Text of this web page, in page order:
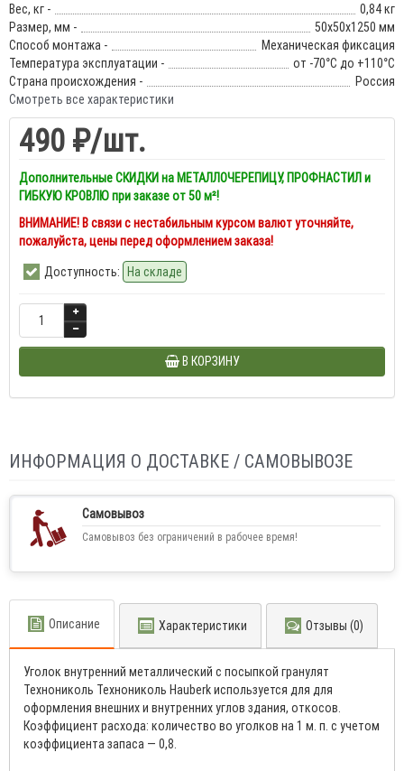
Вес, кг -
0,84 кг
Размер, мм -
50х50х1250 мм
Способ монтажа -
Механическая фиксация
Температура эксплуатации -
от -70°С до +110°С
Страна происхождения -
Россия
Смотреть все характеристики
490 ₽/шт.
Дополнительные СКИДКИ на МЕТАЛЛОЧЕРЕПИЦУ, ПРОФНАСТИЛ и
ГИБКУЮ КРОВЛЮ при заказе от 50 м²!
ВНИМАНИЕ! В связи с нестабильным курсом валют уточняйте,
пожалуйста, цены перед оформлением заказа!
Доступность: На складе
В КОРЗИНУ
ИНФОРМАЦИЯ О ДОСТАВКЕ / САМОВЫВОЗЕ
Самовывоз
Самовывоз без ограничений в рабочее время!
Описание Характеристики Отзывы (0)
Уголок внутренний металлический с посыпкой гранулят
Технониколь Технониколь Hauberk используется для для
оформления внешних и внутренних углов здания, откосов.
Коэффициент расхода: количество во уголков на 1 м. п. с учетом
коэффициента запаса — 0,8.